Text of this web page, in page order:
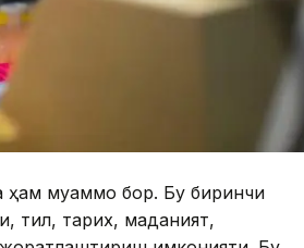
ҳам муаммо бор. Бу биринчи
тил, тарих, маданият,